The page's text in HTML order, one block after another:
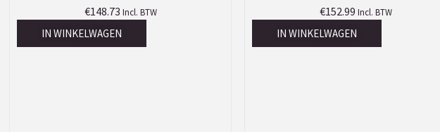
€148.73 Incl. BTW
IN WINKELWAGEN
€152.99 Incl. BTW
IN WINKELWAGEN